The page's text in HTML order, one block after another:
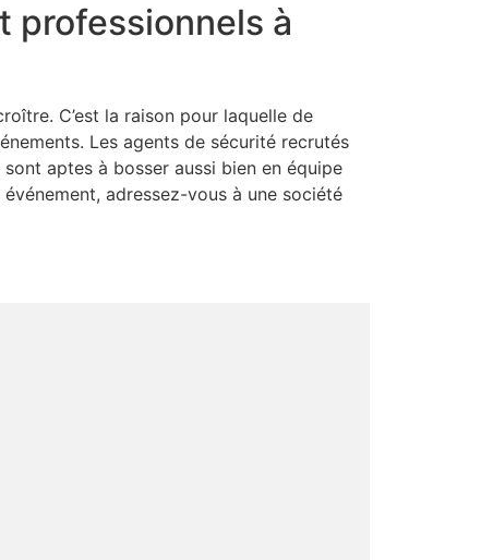
professionnels à
C’est la raison pour laquelle de
Les agents de sécurité recrutés
aptes à bosser aussi bien en équipe
adressez-vous à une société